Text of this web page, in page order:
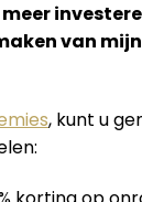
van
, kunt u